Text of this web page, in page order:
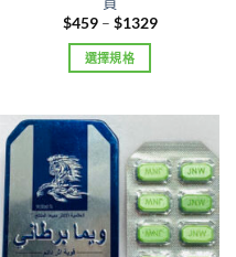
$459 – $1329Price
選擇規格
has
multiple
variants.
The
options
may